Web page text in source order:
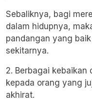
Sebaliknya, bagi
dalam hidupnya,
pandangan yang
sekitarnya.
2. Berbagai kebaikan
kepada orang yang
akhirat.